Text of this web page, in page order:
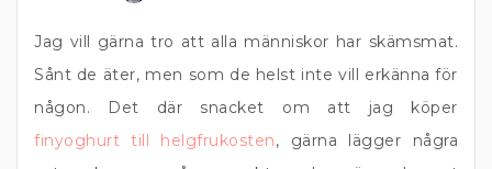
Jag vill gärna tro att alla människor har skämsmat.
Sånt de äter, men som de helst inte vill erkänna för
någon. Det där snacket om att jag köper
finyoghurt till helgfrukosten, gärna lägger några